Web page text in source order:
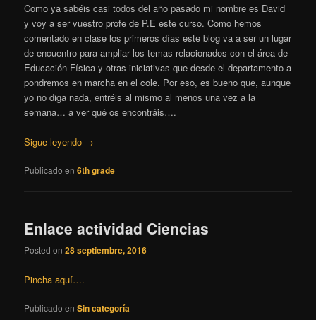
Como ya sabéis casi todos del año pasado mi nombre es David
y voy a ser vuestro profe de P.E este curso. Como hemos
comentado en clase los primeros días este blog va a ser un lugar
de encuentro para ampliar los temas relacionados con el área de
Educación Física y otras iniciativas que desde el departamento a
pondremos en marcha en el cole. Por eso, es bueno que, aunque
yo no diga nada, entréis al mismo al menos una vez a la
semana… a ver qué os encontráis….
Sigue leyendo →
Publicado en 6th grade
Enlace actividad Ciencias
Posted on28 septiembre, 2016
Pincha aquí….
Publicado en Sin categoría